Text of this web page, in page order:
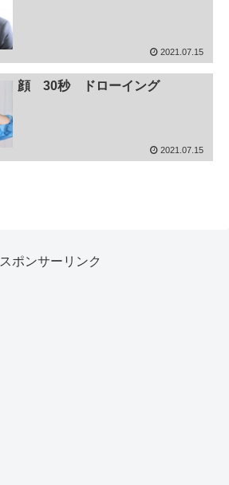
2021.07.15
顔 30秒 ドローイング
2021.07.15
スポンサーリンク